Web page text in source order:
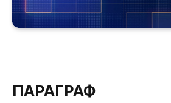
ПАРАГРАФ